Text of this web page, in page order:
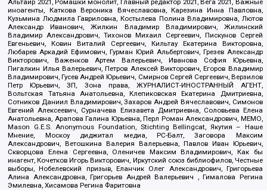
иноагенты, Каткова Вероника Вячеславовна, Карезина Инна Павловна,
Кузьмина Людмила Гавриловна, Костылева Полина Владимировна, Лютов
Александр Иванович, Жилкин Владимир Владимирович, Жилинский
Владимир Александрович, Тихонов Михаил Сергеевич, Пискунов Сергей
Евгеньевич, Ковин Виталий Сергеевич, Кильтау Екатерина Викторовна,
Любарев Аркадий Ефимович, Гурман Юрий Альбертович, Грезев Александр
Викторович, Важенков Артем Валерьевич, Иванова София Юрьевна,
Пигалкин Илья Валерьевич, Петров Алексей Викторович, Егоров Владимир
Владимирович, Гусев Андрей Юрьевич, Смирнов Сергей Сергеевич, Верзилов
Петр Юрьевич, ЗП, Зона права, ЖУРНАЛИСТ-ИНОСТРАННЫЙ АГЕНТ,
Вольтская Татьяна Анатольевна, Клепиковская Екатерина Дмитриевна,
Сотников Даниил Владимирович, Захаров Андрей Вячеславович, Симонов
Евгений Алексеевич, Сурначева Елизавета Дмитриевна, Соловьева Елена
Анатольевна, Арапова Галина Юрьевна, Перл Роман Александрович, МЕМО,
Mason G.E.S. Anonymous Foundation, Stichting Bellingcat, Якутия – Наше
Мнение, Москоу диджитал медиа, РС-Балт, Заговора Максим
Александрович, Ветошкина Валерия Валерьевна, Павлов Иван Юрьевич,
Скворцова Елена Сергеевна, Оленичев Максим Владимирович, Как бы
инагент, Кочетков Игорь Викторович, Иркутский союз библиофилов, Честные
выборы, Нобелевский призыв, Еланчик Олег Александрович, Григорьева
Алина Александровна, Григорьев Андрей Валерьевич , Гималова Регина
Эмилевна, Хисамова Регина Фаритовна